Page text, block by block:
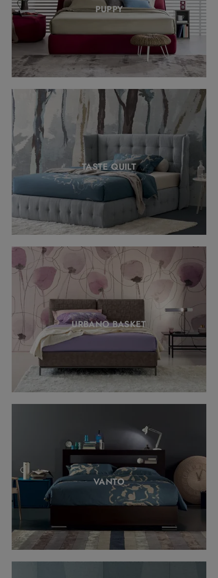
PUPPY
TASTE QUILT
URBANO BASKET
VANTO